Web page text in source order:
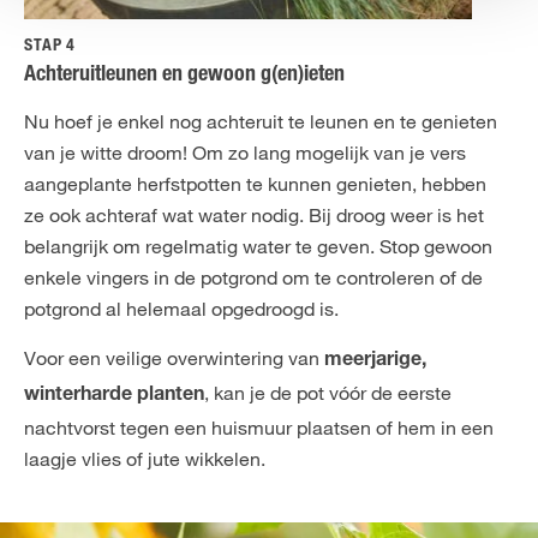
STAP 4
Achteruitleunen en gewoon g(en)ieten
Nu hoef je enkel nog achteruit te leunen en te genieten
van je witte droom! Om zo lang mogelijk van je vers
aangeplante herfstpotten te kunnen genieten, hebben
ze ook achteraf wat water nodig. Bij droog weer is het
belangrijk om regelmatig water te geven. Stop gewoon
enkele vingers in de potgrond om te controleren of de
potgrond al helemaal opgedroogd is.
Voor een veilige overwintering van meerjarige,
winterharde planten, kan je de pot vóór de eerste
nachtvorst tegen een huismuur plaatsen of hem in een
laagje vlies of jute wikkelen.